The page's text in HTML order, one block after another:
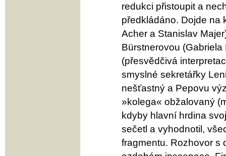
redukci přistoupit a
předkládáno. Dojde na
Acher a Stanislav
Bürstnerovou
(přesvědčivá
smyslné sekretářky
nešťastný a Pepovu
»kolega« obžalovaný
kdyby hlavní hrdina
sečetl a vyhodnotil,
fragmentu. Rozhovor s